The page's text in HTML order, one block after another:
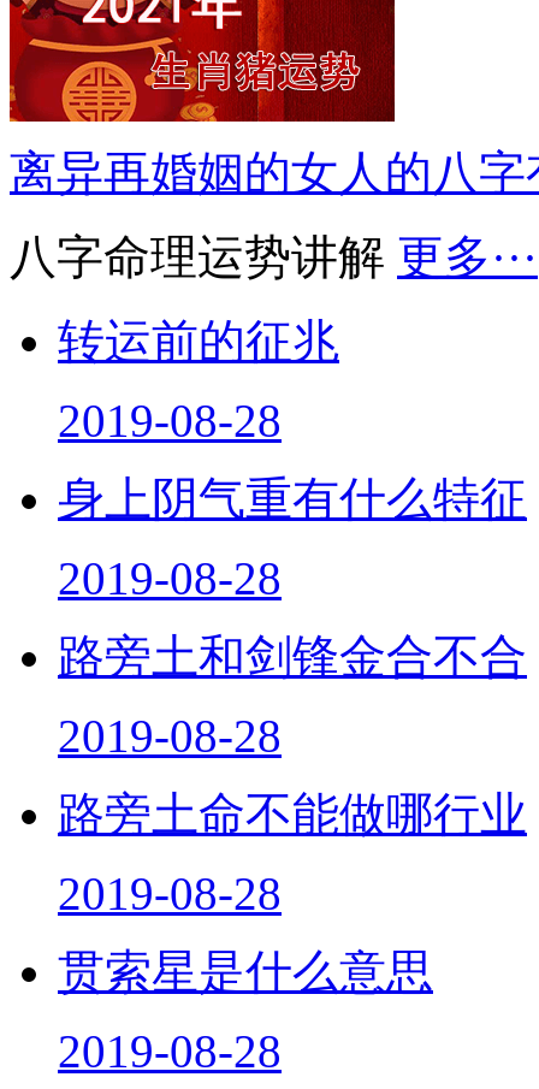
离异再婚姻的女人的八
八字命理运势讲解 更多···
转运前的征兆
2019-08-28
身上阴气重有什么特征
2019-08-28
路旁土和剑锋金合不合
2019-08-28
路旁土命不能做哪行业
2019-08-28
贯索星是什么意思
2019-08-28